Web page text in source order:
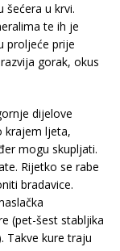
šećera u krvi.
te ih je
proljeće prije
gorak, okus
dijelove
krajem ljeta,
mogu skupljati.
Rijetko se rabe
bradavice.
(pet-šest stabljika
Takve kure traju